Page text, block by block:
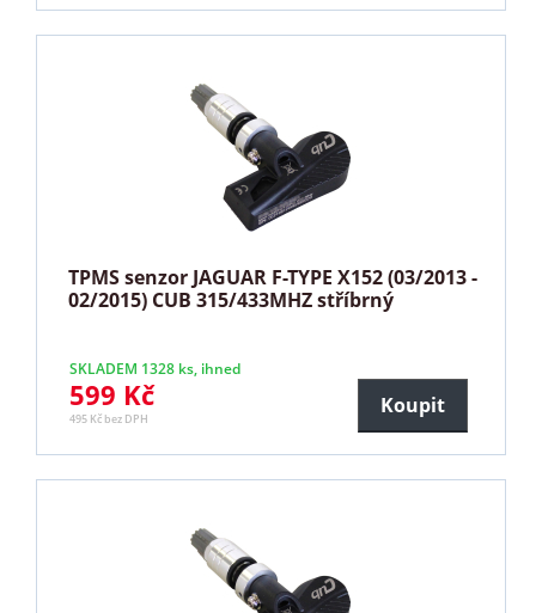
TPMS senzor JAGUAR F-TYPE X152 (03/2013 -
02/2015) CUB 315/433MHZ stříbrný
SKLADEM 1328 ks, ihned
599 Kč
495 Kč bez DPH
Koupit